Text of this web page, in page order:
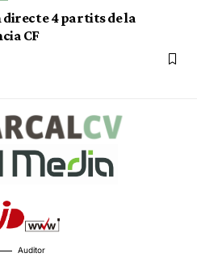
4 partits de la
CF
Auditor